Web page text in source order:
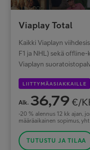
Viaplay Total
Kaikki Viaplayn
F1 ja NHL) sekä
Viaplayn
LIITTYMÄASIAKKAILLE
Alk. 36,79 €/
-20 % alennus 12 kk ajan,
määräaikainen sopimus,
TUTUSTU JA TILAA